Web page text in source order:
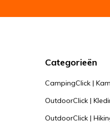
Categorieën
CampingClick |
OutdoorClick |
OutdoorClick |